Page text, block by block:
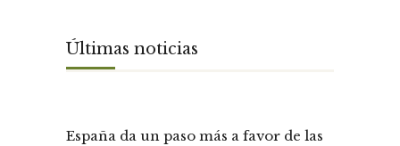
Últimas noticias
España da un paso más a favor de las